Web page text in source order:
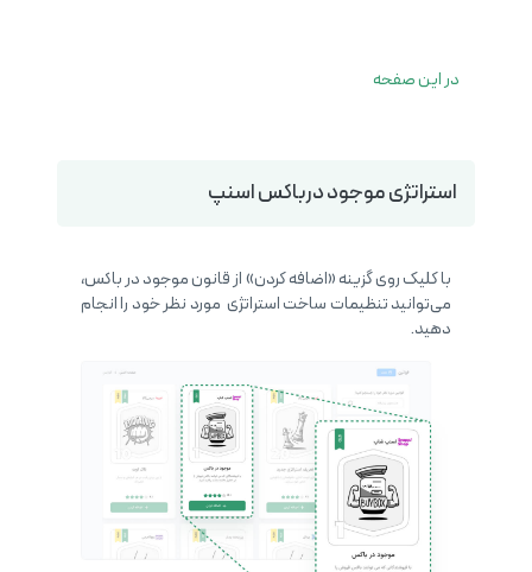
در این صفحه
استراتژی موجود درباکس اسنپ
با کلیک روی گزینه «اضافه کردن» از قانون موجود در باکس،
می‌توانید تنظیمات ساخت استراتژی مورد نظر خود را انجام
دهید.